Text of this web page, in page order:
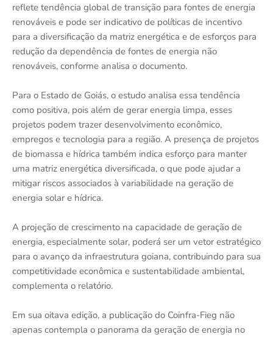
reflete tendência global de transição para fontes de energia
renováveis e pode ser indicativo de políticas de incentivo
para a diversificação da matriz energética e de esforços para
redução da dependência de fontes de energia não
renováveis, conforme analisa o documento.
Para o Estado de Goiás, o estudo analisa essa tendência
como positiva, pois além de gerar energia limpa, esses
projetos podem trazer desenvolvimento econômico,
empregos e tecnologia para a região. A presença de projetos
de biomassa e hídrica também indica esforço para manter
uma matriz energética diversificada, o que pode ajudar a
mitigar riscos associados à variabilidade na geração de
energia solar e hídrica.
A projeção de crescimento na capacidade de geração de
energia, especialmente solar, poderá ser um vetor estratégico
para o avanço da infraestrutura goiana, contribuindo para sua
competitividade econômica e sustentabilidade ambiental,
complementa o relatório.
Em sua oitava edição, a publicação do Coinfra-Fieg não
apenas contempla o panorama da geração de energia no